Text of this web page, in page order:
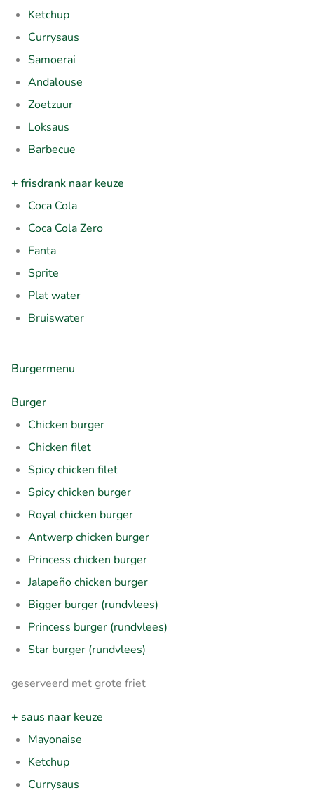
Ketchup
Currysaus
Samoerai
Andalouse
Zoetzuur
Loksaus
Barbecue
+ frisdrank naar keuze
Coca Cola
Coca Cola Zero
Fanta
Sprite
Plat water
Bruiswater
Burgermenu
Burger
Chicken burger
Chicken filet
Spicy chicken filet
Spicy chicken burger
Royal chicken burger
Antwerp chicken burger
Princess chicken burger
Jalapeño chicken burger
Bigger burger (rundvlees)
Princess burger (rundvlees)
Star burger (rundvlees)
geserveerd met grote friet
+ saus naar keuze
Mayonaise
Ketchup
Currysaus